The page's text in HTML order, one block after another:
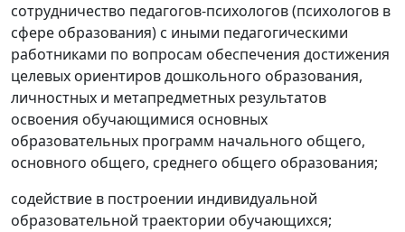
сотрудничество педагогов-психологов (психологов в
сфере образования) с иными педагогическими
работниками по вопросам обеспечения достижения
целевых ориентиров дошкольного образования,
личностных и метапредметных результатов
освоения обучающимися основных
образовательных программ начального общего,
основного общего, среднего общего образования;
содействие в построении индивидуальной
образовательной траектории обучающихся;